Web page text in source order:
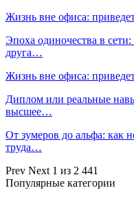
Жизнь вне офиса:
Эпоха одиночества в
друга…
Жизнь вне офиса:
Диплом или реальные
высшее…
От зумеров до альфа: как
труда…
Prev Next 1 из 2 441
Популярные категории